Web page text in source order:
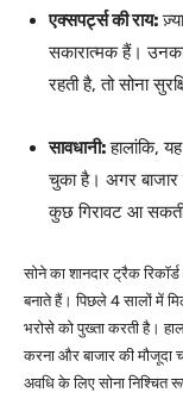
एक्सपर्ट्स की राय:
सकारात्मक हैं।
रहती है, तो सोना
सावधानी:हालांकि,
चुका है। अगर बाजार
कुछ गिरावट आ
सोने का शानदार ट्रैक
बनाते हैं। पिछले 4 सालों में
भरोसे को पुख्ता करती है।
करना और बाजार की मौजूदा
अवधि के लिए सोना निश्चित